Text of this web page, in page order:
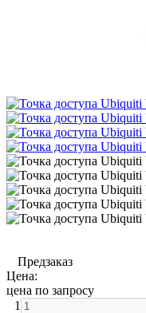
Предзаказ
Цена:
цена по запросу
1